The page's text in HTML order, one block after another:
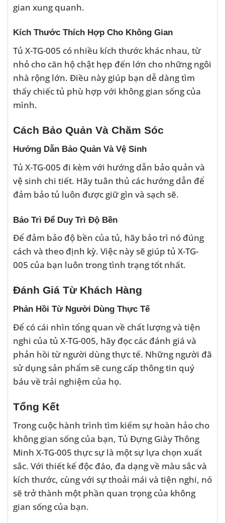
gian xung quanh.
Kích Thước Thích Hợp Cho Không Gian
Tủ X-TG-005 có nhiều kích thước khác nhau, từ
nhỏ cho căn hộ chật hẹp đến lớn cho những ngôi
nhà rộng lớn. Điều này giúp bạn dễ dàng tìm
thấy chiếc tủ phù hợp với không gian sống của
mình.
Cách Bảo Quản Và Chăm Sóc
Hướng Dẫn Bảo Quản Và Vệ Sinh
Tủ X-TG-005 đi kèm với hướng dẫn bảo quản và
vệ sinh chi tiết. Hãy tuân thủ các hướng dẫn để
đảm bảo tủ luôn được giữ gìn và sạch sẽ.
Bảo Trì Để Duy Trì Độ Bền
Để đảm bảo độ bền của tủ, hãy bảo trì nó đúng
cách và theo định kỳ. Việc này sẽ giúp tủ X-TG-
005 của bạn luôn trong tình trạng tốt nhất.
Đánh Giá Từ Khách Hàng
Phản Hồi Từ Người Dùng Thực Tế
Để có cái nhìn tổng quan về chất lượng và tiện
nghi của tủ X-TG-005, hãy đọc các đánh giá và
phản hồi từ người dùng thực tế. Những người đã
sử dụng sản phẩm sẽ cung cấp thông tin quý
báu về trải nghiệm của họ.
Tổng Kết
Trong cuộc hành trình tìm kiếm sự hoàn hảo cho
không gian sống của bạn, Tủ Đựng Giày Thông
Minh X-TG-005 thực sự là một sự lựa chọn xuất
sắc. Với thiết kế độc đáo, đa dạng về màu sắc và
kích thước, cùng với sự thoải mái và tiện nghi, nó
sẽ trở thành một phần quan trọng của không
gian sống của bạn.